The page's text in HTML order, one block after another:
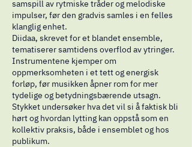
samspill av rytmiske tråder og melodiske
impulser, før den gradvis samles i en felles
klanglig enhet.
Diidaa, skrevet for et blandet ensemble,
tematiserer samtidens overflod av ytringer.
Instrumentene kjemper om
oppmerksomheten i et tett og energisk
forløp, før musikken åpner rom for mer
tydelige og betydningsbærende utsagn.
Stykket undersøker hva det vil si å faktisk bli
hørt og hvordan lytting kan oppstå som en
kollektiv praksis, både i ensemblet og hos
publikum.